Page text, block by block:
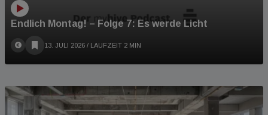
Endlich Montag! – Folge 7: Es werde Licht
13. JULI 2026 / LAUFZEIT 2 MIN